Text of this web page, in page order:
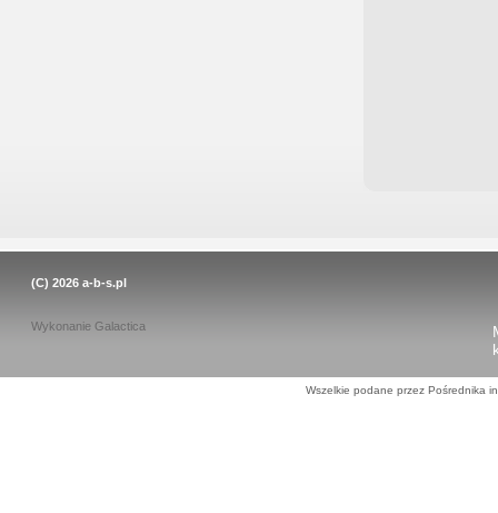
(C) 2026 a-b-s.pl
Wykonanie Galactica
Wszelkie podane przez Pośrednika